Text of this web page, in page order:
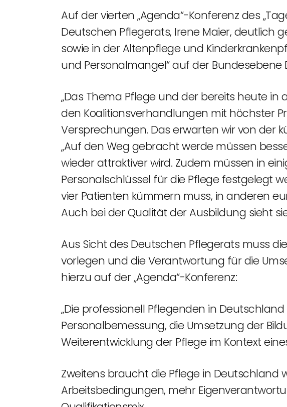
Auf der vierten „Agenda“-Konferenz des
Deutschen Pflegerats, Irene Maier, deutlich
sowie in der Altenpflege und
und Personalmangel“ auf der
„Das Thema Pflege und der bereits heute
den Koalitionsverhandlungen mit höchster
Versprechungen. Das erwarten wir von der
„Auf den Weg gebracht werde müssen
wieder attraktiver wird. Zudem müssen in
Personalschlüssel für die Pflege festgelegt
vier Patienten kümmern muss, in anderen
Auch bei der Qualität der Ausbildung sieht
Aus Sicht des Deutschen Pflegerats muss
vorlegen und die Verantwortung für die
hierzu auf der „Agenda“-Konferenz:
„Die professionell Pflegenden in
Personalbemessung, die Umsetzung der
Weiterentwicklung der Pflege im Kontext
Zweitens braucht die Pflege in Deutschland
Arbeitsbedingungen, mehr